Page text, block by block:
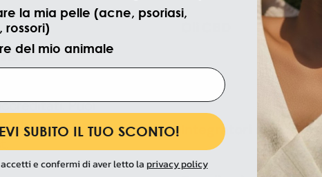
di sicurezza e
Puoi
di analisi per
Creme
Integratori alimentari
la mia pelle (acne, psoriasi,
rossori)
del mio animale
SUBITO IL TUO SCONTO!
e confermi di aver letto laprivacy policy